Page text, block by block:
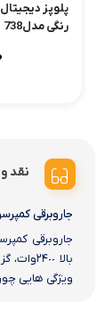
پلوپز
رنگی مدل738
نقد
جاروبرقی
جاروبرقی
بالا
ویژگی هایی